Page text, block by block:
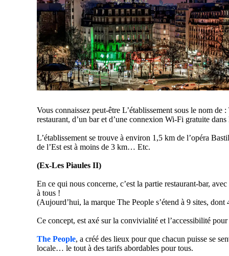
Vous connaissez peut-être L’établissement sous le nom
restaurant, d’un bar et d’une connexion Wi-Fi gratuite dans
L’établissement se trouve à environ 1,5 km de l’opéra
de l’Est est à moins de 3 km… Etc.
(Ex-Les Piaules II)
En ce qui nous concerne, c’est la partie restaurant-bar,
à tous !
(Aujourd’hui, la marque The People s’étend à 9 sites,
Ce concept, est axé sur la convivialité et l’accessibilité
The People, a créé des lieux pour que chacun puisse se
locale… le tout à des tarifs abordables pour tous.